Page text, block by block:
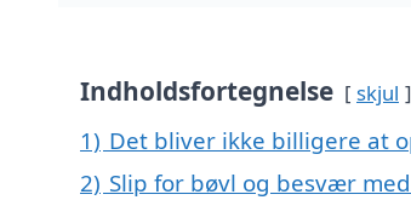
Indholdsfortegnelse skjul
1) Det bliver ikke billigere at
2) Slip for bøvl og besvær